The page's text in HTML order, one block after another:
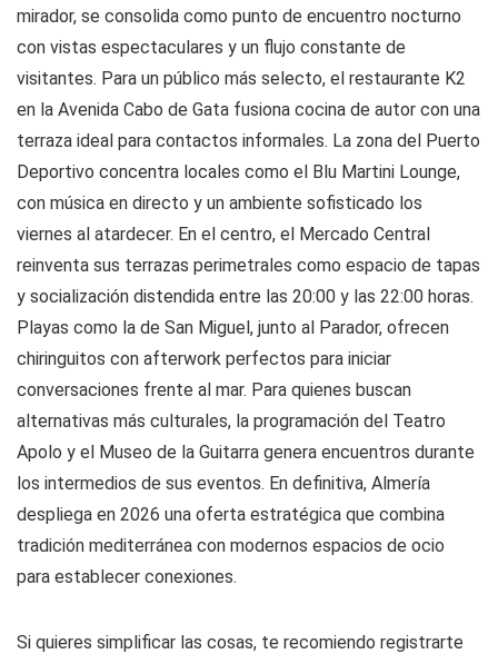
mirador, se consolida como punto de encuentro nocturno
con vistas espectaculares y un flujo constante de
visitantes. Para un público más selecto, el restaurante K2
en la Avenida Cabo de Gata fusiona cocina de autor con una
terraza ideal para contactos informales. La zona del Puerto
Deportivo concentra locales como el Blu Martini Lounge,
con música en directo y un ambiente sofisticado los
viernes al atardecer. En el centro, el Mercado Central
reinventa sus terrazas perimetrales como espacio de tapas
y socialización distendida entre las 20:00 y las 22:00 horas.
Playas como la de San Miguel, junto al Parador, ofrecen
chiringuitos con afterwork perfectos para iniciar
conversaciones frente al mar. Para quienes buscan
alternativas más culturales, la programación del Teatro
Apolo y el Museo de la Guitarra genera encuentros durante
los intermedios de sus eventos. En definitiva, Almería
despliega en 2026 una oferta estratégica que combina
tradición mediterránea con modernos espacios de ocio
para establecer conexiones.
Si quieres simplificar las cosas, te recomiendo registrarte